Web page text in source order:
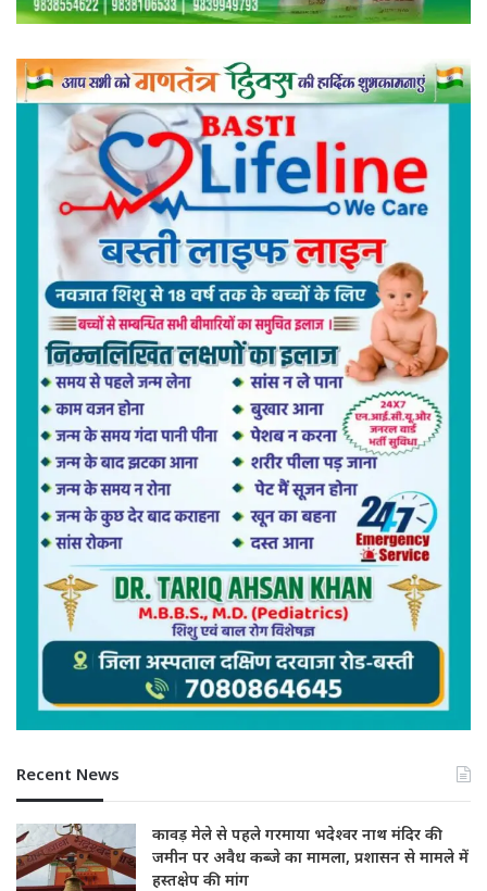
Recent News
कावड़ मेले से पहले गरमाया भदेश्वर नाथ मंदिर की
जमीन पर अवैध कब्जे का मामला, प्रशासन से मामले में
हस्तक्षेप की मांग